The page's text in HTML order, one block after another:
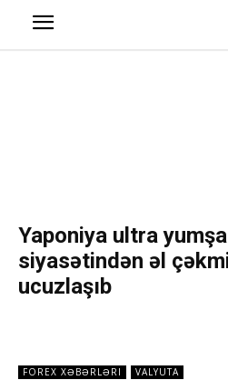
Yaponiya ultra
siyasətindən əl
ucuzlaşıb
FOREX XƏBƏRLƏRI VALYUTA